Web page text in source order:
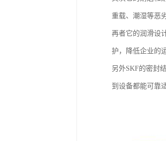
重载、潮湿等恶
再者它的润滑设
护，降低企业的
另外SKF的密封
到设备都能可靠